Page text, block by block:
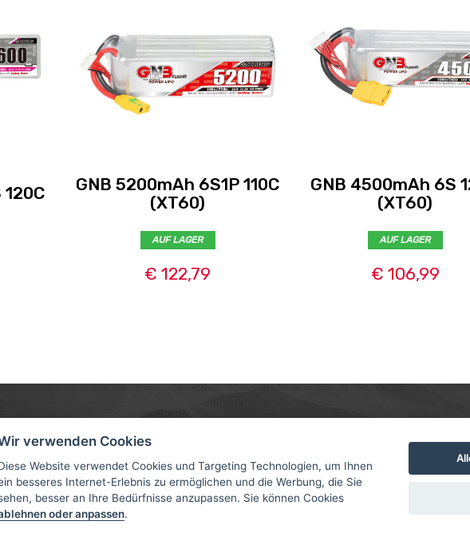
GNB 5200mAh 6S1P 110C
(XT60)
AUF LAGER
€ 122,79
GNB 4500mAh 6S
(XT60)
AUF LAGER
€ 106,99
VERSAND UND ZAHLUNG
AGB
DATENSCHUTZERKLÄRUNG
TUTORIAL FÜR ANFÄNGER
ÜBER UNS
RACING TEAM
ROTORAMA S.R.O.
verwenden Cookies
Website verwendet Cookies und Targeting Technologien, um Ihnen
besseres Internet-Erlebnis zu ermöglichen und die Werbung, die Sie
besser an Ihre Bedürfnisse anzupassen. Sie können Cookies
oder anpassen.